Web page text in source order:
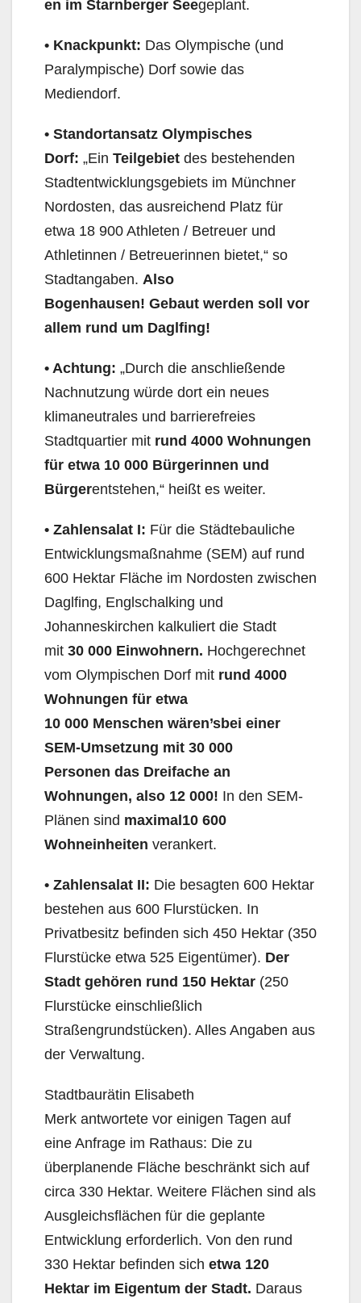
en im Starnberger Seegeplant.
• Knackpunkt: Das Olympische (und
Paralympische) Dorf sowie das
Mediendorf.
• Standortansatz Olympisches
Dorf: „Ein Teilgebiet des bestehenden
Stadtentwicklungsgebiets im Münchner
Nordosten, das ausreichend Platz für
etwa 18 900 Athleten / Betreuer und
Athletinnen / Betreuerinnen bietet,“ so
Stadtangaben. Also
Bogenhausen! Gebaut werden soll vor
allem rund um Daglfing!
• Achtung: „Durch die anschließende
Nachnutzung würde dort ein neues
klimaneutrales und barrierefreies
Stadtquartier mit rund 4000 Wohnungen
für etwa 10 000 Bürgerinnen und
Bürgerentstehen,“ heißt es weiter.
• Zahlensalat I: Für die Städtebauliche
Entwicklungsmaßnahme (SEM) auf rund
600 Hektar Fläche im Nordosten zwischen
Daglfing, Englschalking und
Johanneskirchen kalkuliert die Stadt
mit 30 000 Einwohnern. Hochgerechnet
vom Olympischen Dorf mit rund 4000
Wohnungen für etwa
10 000 Menschen wären’sbei einer
SEM-Umsetzung mit 30 000
Personen das Dreifache an
Wohnungen, also 12 000! In den SEM-
Plänen sind maximal10 600
Wohneinheiten verankert.
• Zahlensalat II: Die besagten 600 Hektar
bestehen aus 600 Flurstücken. In
Privatbesitz befinden sich 450 Hektar (350
Flurstücke etwa 525 Eigentümer). Der
Stadt gehören rund 150 Hektar (250
Flurstücke einschließlich
Straßengrundstücken). Alles Angaben aus
der Verwaltung.
Stadtbaurätin Elisabeth
Merk antwortete vor einigen Tagen auf
eine Anfrage im Rathaus: Die zu
überplanende Fläche beschränkt sich auf
circa 330 Hektar. Weitere Flächen sind als
Ausgleichsflächen für die geplante
Entwicklung erforderlich. Von den rund
330 Hektar befinden sich etwa 120
Hektar im Eigentum der Stadt. Daraus